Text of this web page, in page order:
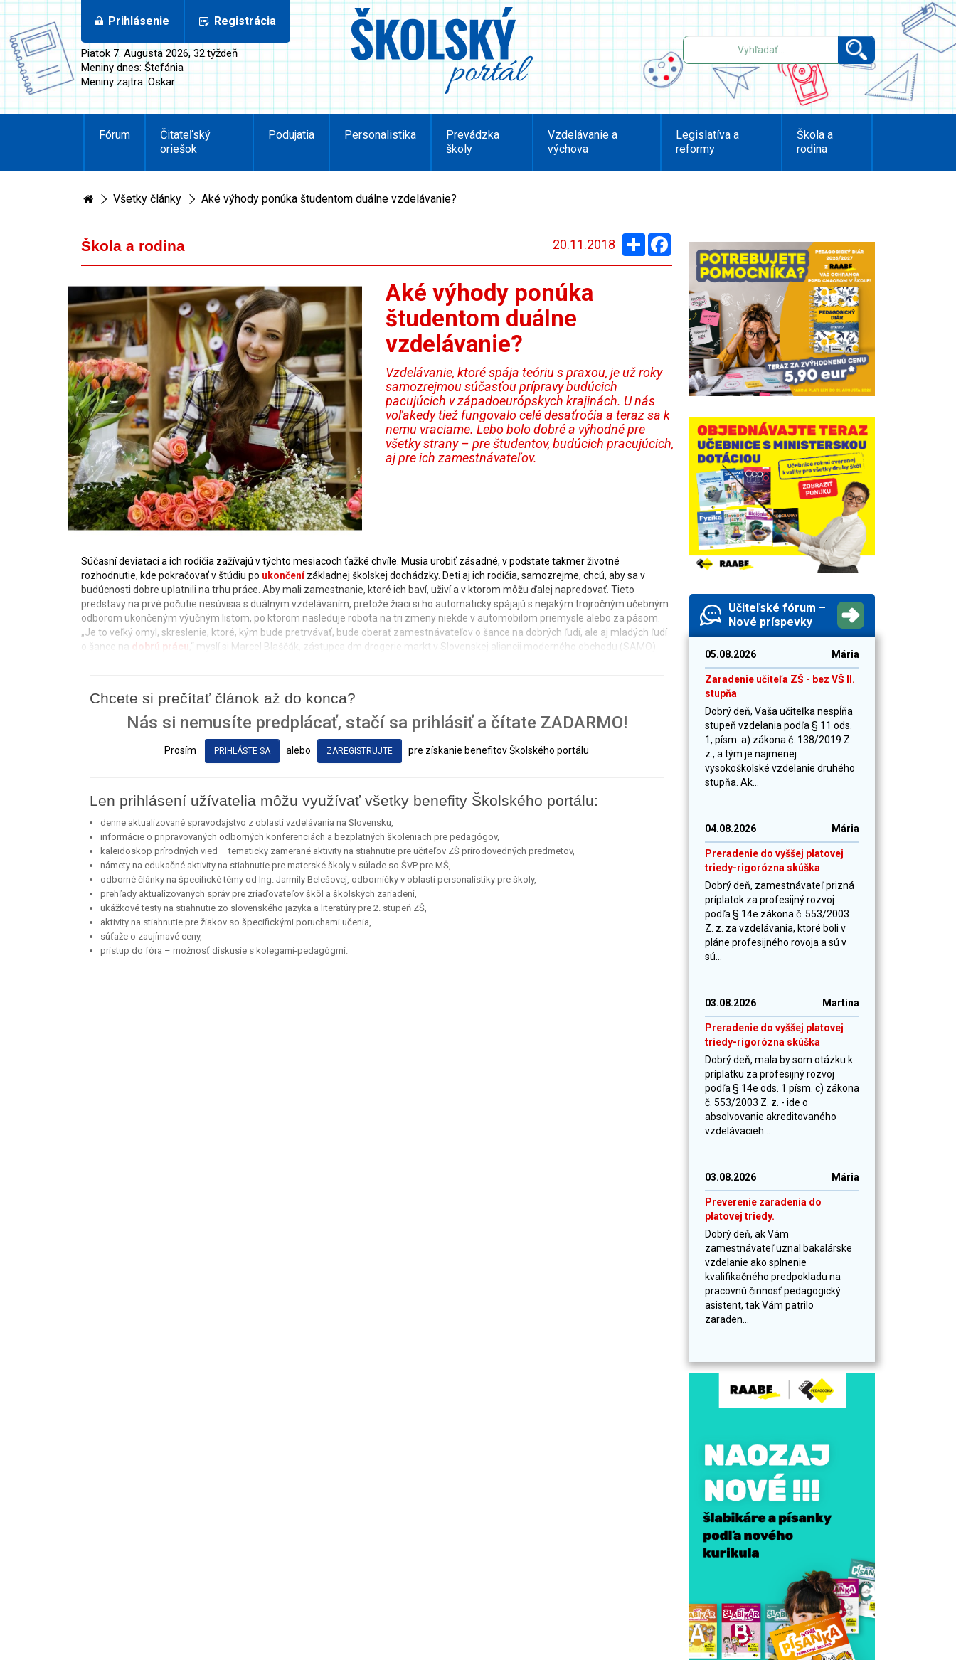
Prihlásenie Registrácia
Piatok 7. Augusta 2026, 32.týždeň
Meniny dnes: Štefánia
Meniny zajtra: Oskar
Fórum
Čitateľský
oriešok
Podujatia Personalistika
Prevádzka
školy
Vzdelávanie a
výchova
Legislatíva a
reformy
Škola a
rodina
Všetky články Aké výhody ponúka študentom duálne vzdelávanie?
Škola a rodina 20.11.2018 Zdieľaj
Aké výhody ponúka
študentom duálne
vzdelávanie?
Vzdelávanie, ktoré spája teóriu s praxou, je už roky
samozrejmou súčasťou prípravy budúcich
pacujúcich v západoeurópskych krajinách. U nás
voľakedy tiež fungovalo celé desaťročia a teraz sa k
nemu vraciame. Lebo bolo dobré a výhodné pre
všetky strany – pre študentov, budúcich pracujúcich,
aj pre ich zamestnávateľov.
Súčasní deviataci a ich rodičia zažívajú v týchto mesiacoch ťažké chvíle. Musia urobiť zásadné, v podstate takmer životné
rozhodnutie, kde pokračovať v štúdiu po ukončenízákladnej školskej dochádzky. Deti aj ich rodičia, samozrejme, chcú, aby sa v
budúcnosti dobre uplatnili na trhu práce. Aby mali zamestnanie, ktoré ich baví, uživí a v ktorom môžu ďalej napredovať. Tieto
predstavy na prvé počutie nesúvisia s duálnym vzdelávaním, pretože žiaci si ho automaticky spájajú s nejakým trojročným učebným
odborom ukončeným výučným listom, po ktorom nasleduje robota na tri zmeny niekde v automobilom priemysle alebo za pásom.
„Je to veľký omyl, skreslenie, ktoré, kým bude pretrvávať, bude oberať zamestnávateľov o šance na dobrých ľudí, ale aj mladých ľudí
o šance na dobrú prácu ,“ myslí si Marcel Blaščák, zástupca dm drogerie markt v Slovenskej aliancii moderného obchodu (SAMO).
Chcete si prečítať článok až do konca?
Nás si nemusíte predplácať, stačí sa prihlásiť a čítate ZADARMO!
Prosím PRIHLÁSTE SA alebo ZAREGISTRUJTE pre získanie benefitov Školského portálu
Len prihlásení užívatelia môžu využívať všetky benefity Školského portálu:
denne aktualizované spravodajstvo z oblasti vzdelávania na Slovensku,
informácie o pripravovaných odborných konferenciách a bezplatných školeniach pre pedagógov,
kaleidoskop prírodných vied – tematicky zamerané aktivity na stiahnutie pre učiteľov ZŠ prírodovedných predmetov,
námety na edukačné aktivity na stiahnutie pre materské školy v súlade so ŠVP pre MŠ,
odborné články na špecifické témy od Ing. Jarmily Belešovej, odborníčky v oblasti personalistiky pre školy,
prehľady aktualizovaných správ pre zriaďovateľov škôl a školských zariadení,
ukážkové testy na stiahnutie zo slovenského jazyka a literatúry pre 2. stupeň ZŠ,
aktivity na stiahnutie pre žiakov so špecifickými poruchami učenia,
súťaže o zaujímavé ceny,
prístup do fóra – možnosť diskusie s kolegami-pedagógmi.
Učiteľské fórum –
Nové príspevky
05.08.2026 Mária
Zaradenie učiteľa ZŠ - bez VŠ II.
stupňa
Dobrý deň, Vaša učiteľka nespĺňa
stupeň vzdelania podľa § 11 ods.
1, písm. a) zákona č. 138/2019 Z.
z., a tým je najmenej
vysokoškolské vzdelanie druhého
stupňa. Ak...
04.08.2026 Mária
Preradenie do vyššej platovej
triedy-rigorózna skúška
Dobrý deň, zamestnávateľ prizná
príplatok za profesijný rozvoj
podľa § 14e zákona č. 553/2003
Z. z. za vzdelávania, ktoré boli v
pláne profesijného rovoja a sú v
sú...
03.08.2026 Martina
Preradenie do vyššej platovej
triedy-rigorózna skúška
Dobrý deň, mala by som otázku k
príplatku za profesijný rozvoj
podľa § 14e ods. 1 písm. c) zákona
č. 553/2003 Z. z. - ide o
absolvovanie akreditovaného
vzdelávacieh...
03.08.2026 Mária
Preverenie zaradenia do
platovej triedy.
Dobrý deň, ak Vám
zamestnávateľ uznal bakalárske
vzdelanie ako splnenie
kvalifikačného predpokladu na
pracovnú činnosť pedagogický
asistent, tak Vám patrilo
zaraden...